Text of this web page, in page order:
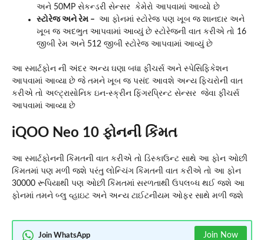
અને 50MP સેકન્ડરી સેન્સર કેમેરો આપવામાં આવ્યો છે
સ્ટોરેજ અને રેમ – આ ફોનમાં સ્ટોરેજ પણ ખૂબ જ શાનદાર અને
ખૂબ જ અદભુત આપવામાં આવ્યું છે સ્ટોરેજની વાત કરીએ તો 16
જીબી રેમ અને 512 જીબી સ્ટોરેજ આપવામાં આવ્યું છે
આ સ્માર્ટફોન ની અંદર અન્ય ઘણા બધા ફીચર્સ અને સ્પેસિફિકેશન
આપવામાં આવ્યા છે જે તમને ખૂબ જ પસંદ આવશે અન્ય ફિચરોની વાત
કરીએ તો અલ્ટ્રાસોનિક ઇન-સ્ક્રીન ફિંગરપ્રિન્ટ સેન્સર જેવા ફીચર્સ
આપવામાં આવ્યા છે
iQOO Neo 10 ફોનની કિંમત
આ સ્માર્ટફોનની કિંમતની વાત કરીએ તો ડિસ્કાઉન્ટ સાથે આ ફોન ઓછી
કિંમતમાં પણ મળી જશે પરંતુ લોન્ચિંગ કિંમતની વાત કરીએ તો આ ફોન
30000 રૂપિયાથી પણ ઓછી કિંમતમાં સરળતાથી ઉપલબ્ધ થઈ જશે આ
ફોનમાં તમને બ્લુ વ્હાઇટ અને અન્ય ટાઈટનીયમ ઓફર સાથે મળી જશે
Join WhatsApp Join Now